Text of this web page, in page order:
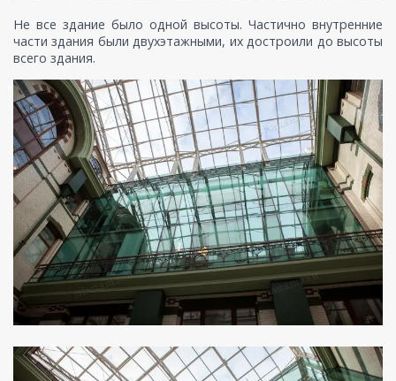
Не все здание было одной высоты. Частично внутренние
части здания были двухэтажными, их достроили до высоты
всего здания.